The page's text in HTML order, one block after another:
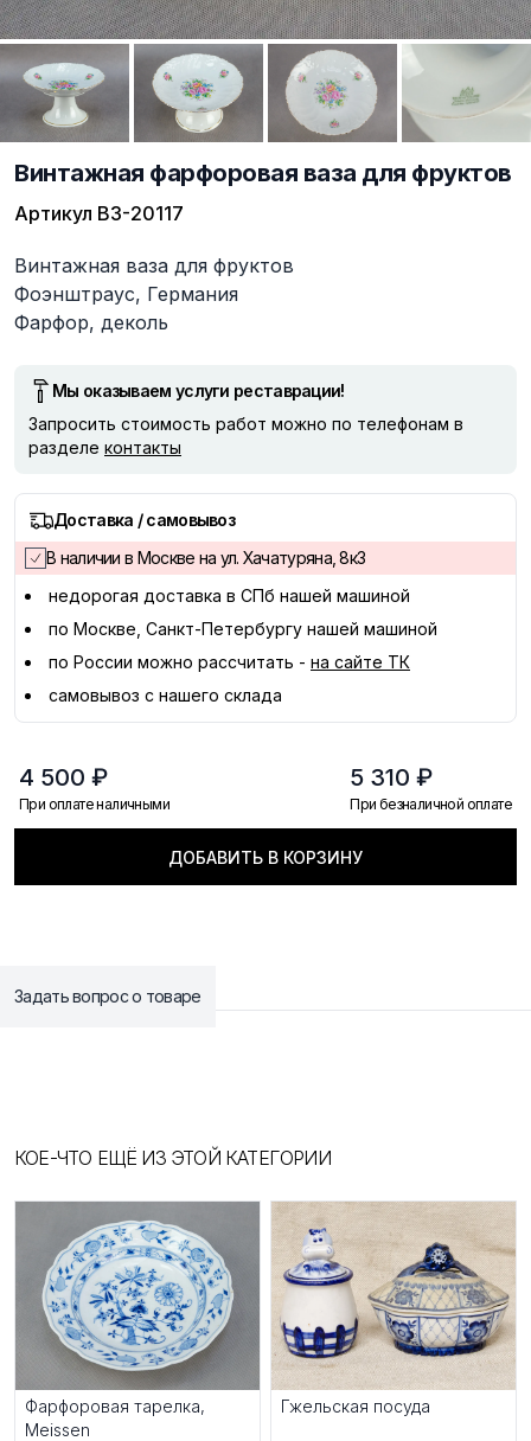
Винтажная фарфоровая ваза для фруктов
Артикул ВЗ-20117
Описание
Винтажная ваза для фруктов
Фоэнштраус, Германия
Фарфор, деколь
Мы оказываем услуги реставрации!
Запросить стоимость работ можно по телефонам в
разделе контакты
Доставка / самовывоз
В наличии в Москве на ул. Хачатуряна, 8к3
недорогая доставка в СПб нашей машиной
по Москве, Санкт-Петербургу нашей машиной
по России можно рассчитать - на сайте ТК
самовывоз с нашего склада
4 500 ₽
При оплате наличными
5 310 ₽
При безналичной оплате
ДОБАВИТЬ В КОРЗИНУ
Задать вопрос о товаре
КОЕ-ЧТО ЕЩЁ ИЗ ЭТОЙ КАТЕГОРИИ
Фарфоровая тарелка,
Meissen
Гжельская посуда